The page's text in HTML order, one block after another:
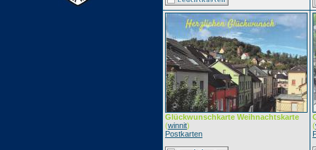
Glückwunschkarte Weihnachtskarte
(winnit)
Postkarten
(